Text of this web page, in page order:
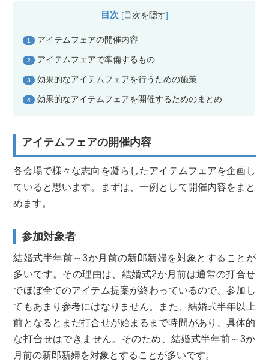
目次 [目次を隠す]
1 アイテムフェアの開催内容
2 アイテムフェアで準備するもの
3 効果的なアイテムフェアを行うための施策
4 効果的なアイテムフェアを開催するためのまとめ
アイテムフェアの開催内容
各会場で様々な志向を凝らしたアイテムフェアを企画し
ていると思います。まずは、一例として開催内容をまと
めます。
参加対象者
結婚式半年前～3か月前の新郎新婦を対象とすることが
多いです。その理由は、結婚式2か月前は通常の打合せ
でほぼ全てのアイテム提案が終わっているので、参加し
てもあまり参考にはなりません。また、結婚式半年以上
前となるとまだ打合せが始まるまで時間があ り、具体的
な打合せはできません。そのため、結婚式半年前～3か
月前の新郎新婦を対象とすることが多いです。